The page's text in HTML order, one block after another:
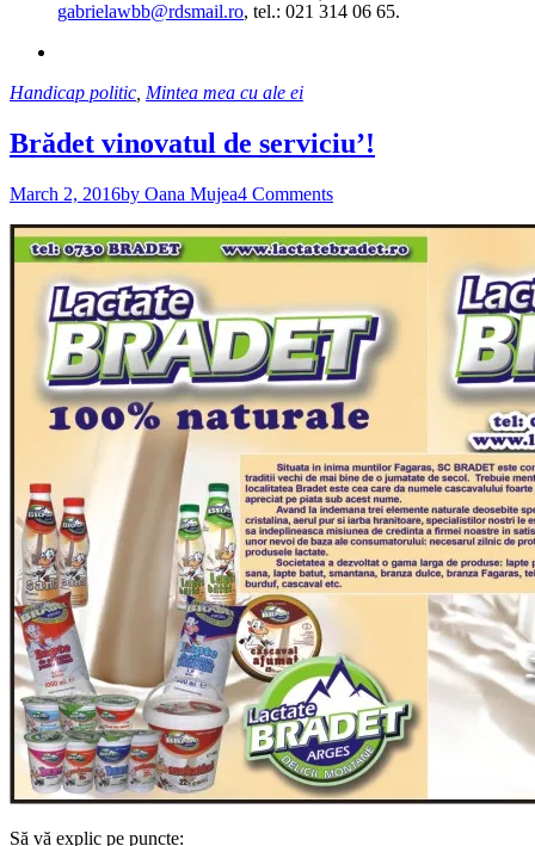
gabrielawbb@rdsmail.ro, tel.: 021 314 06 65.
Handicap politic Mintea mea cu ale ei
Brădet vinovatul de serviciu’!
March 2, 2016by Oana Mujea4 Comments
Să vă explic pe puncte: